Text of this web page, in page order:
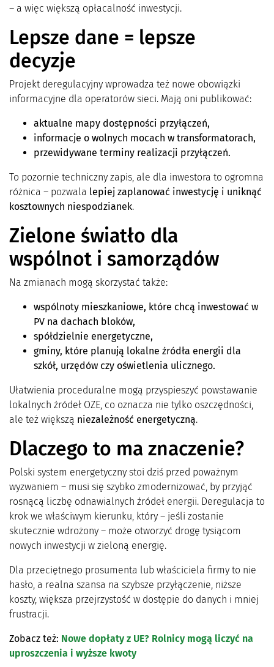
– a więc większą opłacalność inwestycji.
Lepsze dane = lepsze
decyzje
Projekt deregulacyjny wprowadza też nowe obowiązki
informacyjne dla operatorów sieci. Mają oni publikować:
aktualne mapy dostępności przyłączeń,
informacje o wolnych mocach w transformatorach,
przewidywane terminy realizacji przyłączeń.
To pozornie techniczny zapis, ale dla inwestora to ogromna
różnica – pozwala lepiej zaplanować inwestycję i uniknąć
kosztownych niespodzianek.
Zielone światło dla
wspólnot i samorządów
Na zmianach mogą skorzystać także:
wspólnoty mieszkaniowe, które chcą inwestować w
PV na dachach bloków,
spółdzielnie energetyczne,
gminy, które planują lokalne źródła energii dla
szkół, urzędów czy oświetlenia ulicznego.
Ułatwienia proceduralne mogą przyspieszyć powstawanie
lokalnych źródeł OZE, co oznacza nie tylko oszczędności,
ale też większą niezależność energetyczną.
Dlaczego to ma znaczenie?
Polski system energetyczny stoi dziś przed poważnym
wyzwaniem – musi się szybko zmodernizować, by przyjąć
rosnącą liczbę odnawialnych źródeł energii. Deregulacja to
krok we właściwym kierunku, który – jeśli zostanie
skutecznie wdrożony – może otworzyć drogę tysiącom
nowych inwestycji w zieloną energię.
Dla przeciętnego prosumenta lub właściciela firmy to nie
hasło, a realna szansa na szybsze przyłączenie, niższe
koszty, większa przejrzystość w dostępie do danych i mniej
frustracji.
Zobacz też: Nowe dopłaty z UE? Rolnicy mogą liczyć na
uproszczenia i wyższe kwoty